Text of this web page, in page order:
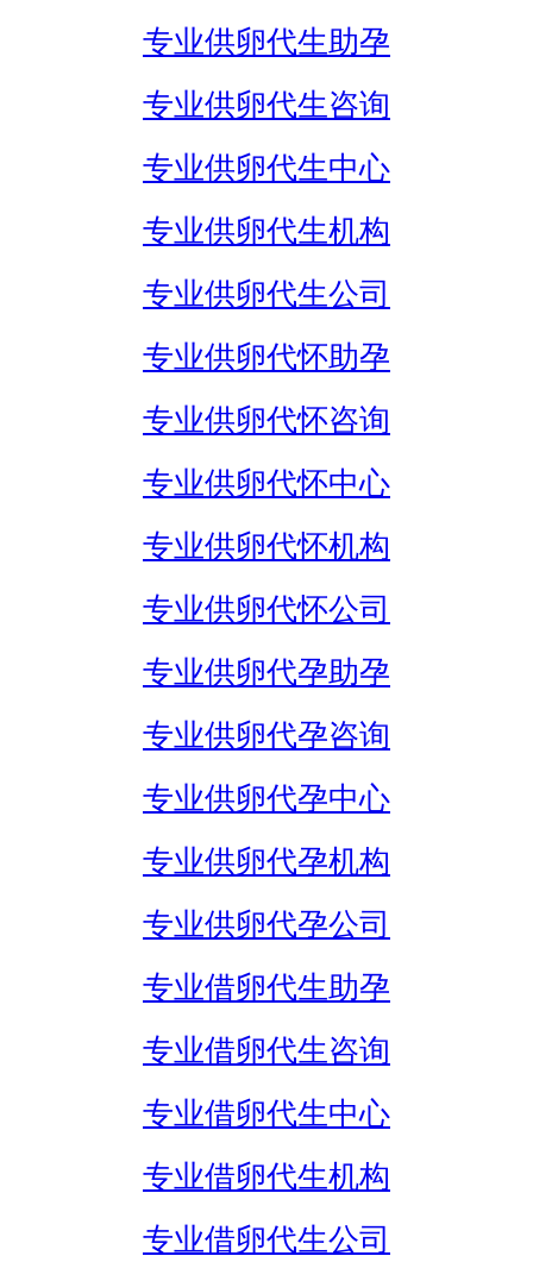
专业供卵代生助孕
专业供卵代生咨询
专业供卵代生中心
专业供卵代生机构
专业供卵代生公司
专业供卵代怀助孕
专业供卵代怀咨询
专业供卵代怀中心
专业供卵代怀机构
专业供卵代怀公司
专业供卵代孕助孕
专业供卵代孕咨询
专业供卵代孕中心
专业供卵代孕机构
专业供卵代孕公司
专业借卵代生助孕
专业借卵代生咨询
专业借卵代生中心
专业借卵代生机构
专业借卵代生公司